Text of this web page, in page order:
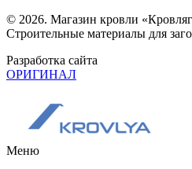
© 2026. Магазин кровли
Строительные материалы для
Разработка сайта
ОРИГИНАЛ
Меню